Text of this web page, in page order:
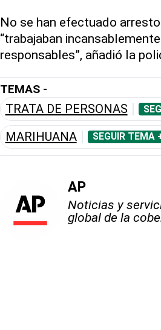
No se han efectuado
“trabajaban
responsables”, añadió la
TEMAS -
TRATA DE PERSONAS
MARIHUANA SEGUIR TEMA
AP
Noticias y
global de la